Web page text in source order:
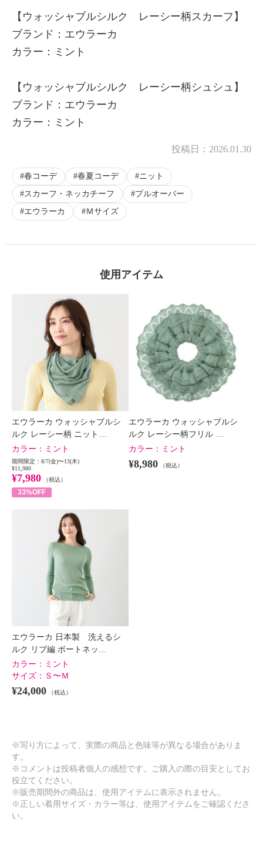
【ウォッシャブルシルク レーシー柄スカーフ】
ブランド：エウラーカ
カラー：ミント
【ウォッシャブルシルク レーシー柄シュシュ】
ブランド：エウラーカ
カラー：ミント
投稿日： 2026.01.30
春コーデ 春夏コーデ
ニット
スカーフ・ネッカチーフ
プルオーバー
エウラーカ
Ｍサイズ
使用アイテム
エウラーカ ウォッシャブルシ
ルク レーシー柄 ニット…
カラー： ミント
期間限定：8/7(金)〜13(木)
¥11,980
¥7,980 （税込）
33%OFF
エウラーカ ウォッシャブルシ
ルク レーシー柄フリル …
カラー： ミント
¥8,980 （税込）
エウラーカ 日本製 洗えるシ
ルク リブ編 ボートネッ…
カラー： ミント
サイズ： Ｓ〜Ｍ
¥24,000 （税込）
※写り方によって、実際の商品と色味等が異なる場合がありま
す。
※コメントは投稿者個人の感想です。ご購入の際の目安としてお
役立てください。
※販売期間外の商品は、使用アイテムに表示されません。
※正しい着用サイズ・カラー等は、使用アイテムをご確認くださ
い。